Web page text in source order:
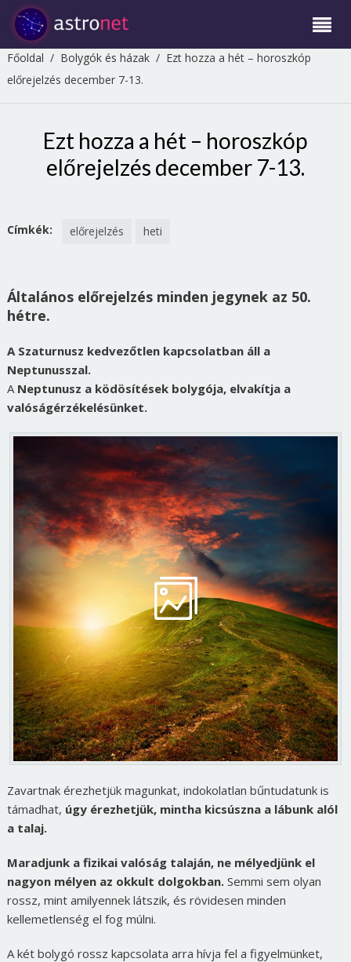
Főoldal / Bolygók és házak/ Ezt hozza a hét – horoszkóp
előrejelzés december 7-13.
Ezt hozza a hét – horoszkóp
előrejelzés december 7-13.
Címkék: előrejelzés heti
Általános előrejelzés minden jegynek az 50.
hétre.
A Szaturnusz kedvezőtlen kapcsolatban áll a
Neptunusszal.
A Neptunusz a ködösítések bolygója, elvakítja a
valóságérzékelésünket.
Zavartnak érezhetjük magunkat, indokolatlan bűntudatunk is
támadhat, úgy érezhetjük, mintha kicsúszna a lábunk alól
a talaj.
Maradjunk a fizikai valóság talaján, ne mélyedjünk el
nagyon mélyen az okkult dolgokban.Semmi sem olyan
rossz, mint amilyennek látszik, és rövidesen minden
kellemetlenség el fog múlni.
A két bolygó rossz kapcsolata arra hívja fel a figyelmünket,